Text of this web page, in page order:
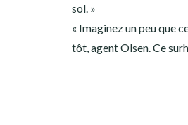
sol. »
« Imaginez un peu que
tôt, agent Olsen. Ce